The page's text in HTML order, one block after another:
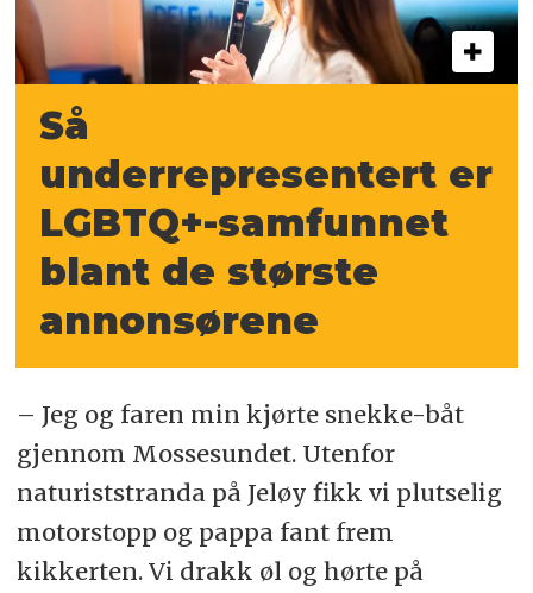
Så
underrepresentert er
LGBTQ+-samfunnet
blant de største
annonsørene
– Jeg og faren min kjørte snekke-båt
gjennom Mossesundet. Utenfor
naturiststranda på Jeløy fikk vi plutselig
motorstopp og pappa fant frem
kikkerten. Vi drakk øl og hørte på